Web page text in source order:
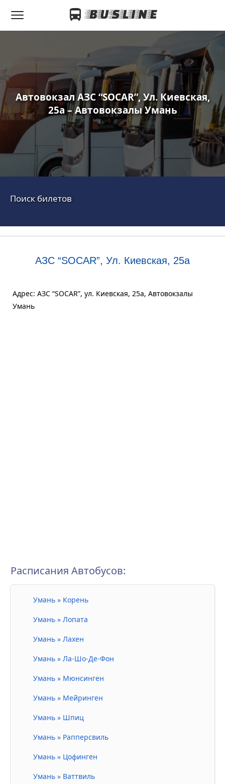
Автовокзал АЗС “SOCAR”, Ул. Киевская,
25а – Автовокзалы Умань
Поиск билетов
АЗС “SOCAR”, Ул. Киевская, 25а
Адрес: АЗС “SOCAR”, ул. Киевская, 25а, Автовокзалы
Умань
Расписания Автобусов:
Умань » Корень
Умань » Лопата
Умань » Лахен
Умань » Ла-Шо-Де-Фон
Умань » Мюнсинген
Умань » Мейринген
Умань » Шпиц
Умань » Рапперсвиль
Умань » Цофинген
Умань » Ваттвиль